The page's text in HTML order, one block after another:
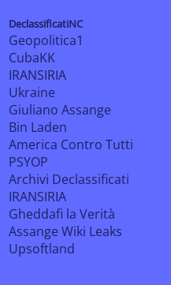
DeclassificatiNC
Geopolitica1
CubaKK
IRANSIRIA
Ukraine
Giuliano Assange
Bin Laden
America Contro Tutti
PSYOP
Archivi Declassificati
IRANSIRIA
Gheddafi la Verità
Assange Wiki Leaks
Upsoftland